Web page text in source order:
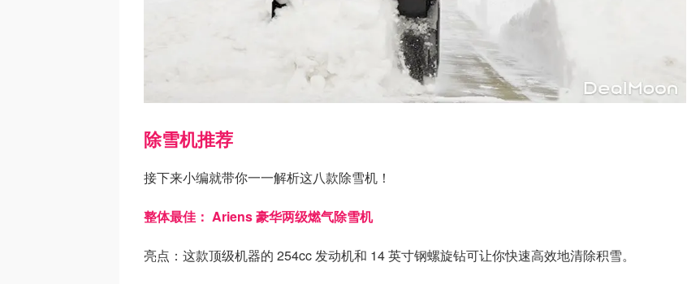
除雪机推荐
接下来小编就带你一一解析这八款除雪机！
整体最佳： Ariens 豪华两级燃气除雪机
亮点：这款顶级机器的 254cc 发动机和 14 英寸钢螺旋钻可让你快速高效地清除积雪。